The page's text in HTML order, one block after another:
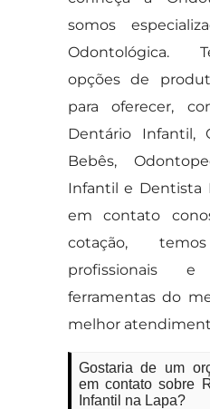
somos
Odontológica.
opções de
para oferecer,
Dentário Infantil,
Bebês,
Infantil e Dentista
em contato
cotação,
profissionais
ferramentas do
melhor
Gostaria de um
em contato sobre
Infantil na Lapa?